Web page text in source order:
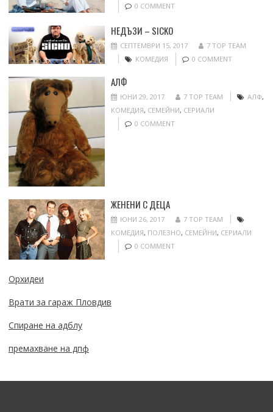
0 COMMENT
НЕДЪЗИ – SICKO
СЕПТЕМВРИ 15, 2017
7 TOP TEAM
КОМЕДИЯ
0 COMMENT
АЛФ
ЮНИ 29, 2017 7 TOP TEAM АЛФ,
КОМЕДИЯ, СЕМЕЙНИ, СЕРИАЛИ
0 COMMENT
ЖЕНЕНИ С ДЕЦА
ЮНИ 26, 2017
7 TOP TEAM
КОМЕДИЯ, ПОЛЕЗНО, СЕМЕЙНИ, СЕРИАЛИ
0 COMMENT
Орхидеи
Врати за гараж Пловдив
Спиране на адблу
премахване на дпф